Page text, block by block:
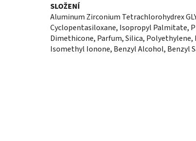
SLOŽENÍ
Aluminum Zirconium Tetrachlorohydrex
Cyclopentasiloxane, Isopropyl Palmitate,
Dimethicone, Parfum, Silica, Polyethylene,
Isomethyl Ionone, Benzyl Alcohol, Benzyl